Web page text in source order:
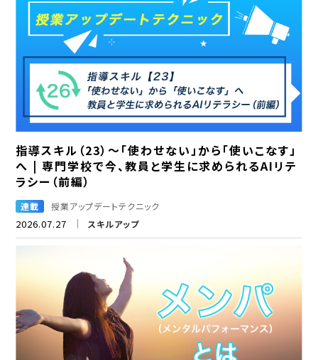
指導スキル（23）～「使わせない」から「使いこなす」
へ | 専門学校で今、教員と学生に求められるAIリテ
ラシー（前編）
2026.07.27 スキルアップ
連載 授業アップデートテクニック